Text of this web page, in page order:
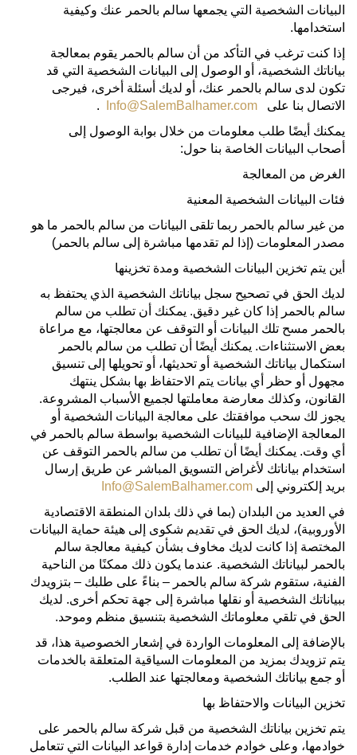
البيانات الشخصية التي يجمعها سالم بالحمر عنك وكيفية
استخدامها.
إذا كنت ترغب في التأكد من أن سالم بالحمر يقوم بمعالجة
بياناتك الشخصية، أو الوصول إلى البيانات الشخصية التي قد
تكون لدى سالم بالحمر عنك، أو لديك أسئلة أخرى، فيرجى
الاتصال بنا على Info@SalemBalhamer.com
.
يمكنك أيضًا طلب معلومات من خلال بوابة الوصول إلى
أصحاب البيانات الخاصة بنا حول:
الغرض من المعالجة
فئات البيانات الشخصية المعنية
من غير سالم بالحمر ربما تلقى البيانات من سالم بالحمر ما هو
مصدر المعلومات (إذا لم تقدمها مباشرة إلى سالم بالحمر)
أين يتم تخزين البيانات الشخصية ومدة تخزينها
لديك الحق في تصحيح سجل بياناتك الشخصية الذي يحتفظ به
سالم بالحمر إذا كان غير دقيق. يمكنك أن تطلب من سالم
بالحمر مسح تلك البيانات أو التوقف عن معالجتها، مع مراعاة
بعض الاستثناءات. يمكنك أيضًا أن تطلب من سالم بالحمر
استكمال بياناتك الشخصية أو تحديثها، أو تحويلها إلى تنسيق
مجهول أو حظر أي بيانات يتم الاحتفاظ بها بشكل ينتهك
القانون، وكذلك معارضة معاملتها لجميع الأسباب المشروعة.
يجوز لك سحب موافقتك على معالجة البيانات الشخصية أو
المعالجة الإضافية للبيانات الشخصية بواسطة سالم بالحمر في
أي وقت. يمكنك أيضًا أن تطلب من سالم بالحمر التوقف عن
استخدام بياناتك لأغراض التسويق المباشر عن طريق إرسال
بريد إلكتروني إلى Info@SalemBalhamer.com
في العديد من البلدان (بما في ذلك بلدان المنطقة الاقتصادية
الأوروبية)، لديك الحق في تقديم شكوى إلى هيئة حماية البيانات
المختصة إذا كانت لديك مخاوف بشأن كيفية معالجة سالم
بالحمر لبياناتك الشخصية. عندما يكون ذلك ممكنًا من الناحية
الفنية، ستقوم شركة سالم بالحمر – بناءً على طلبك – بتزويدك
ببياناتك الشخصية أو نقلها مباشرة إلى جهة تحكم أخرى. لديك
الحق في تلقي معلوماتك الشخصية بتنسيق منظم وموحد.
بالإضافة إلى المعلومات الواردة في إشعار الخصوصية هذا، قد
يتم تزويدك بمزيد من المعلومات السياقية المتعلقة بالخدمات
أو جمع بياناتك الشخصية ومعالجتها عند الطلب.
تخزين البيانات والاحتفاظ بها
يتم تخزين بياناتك الشخصية من قبل شركة سالم بالحمر على
خوادمها، وعلى خوادم خدمات إدارة قواعد البيانات التي تتعامل